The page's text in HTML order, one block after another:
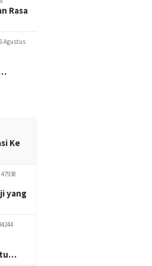
Rasa
6 Agustus
Ke
47938
yang